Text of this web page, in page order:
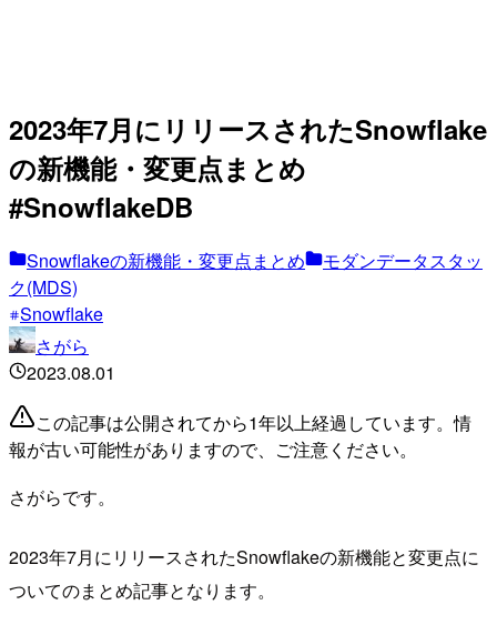
2023年7月にリリースされたSnowflake
の新機能・変更点まとめ
#SnowflakeDB
Snowflakeの新機能・変更点まとめ
モダンデータスタッ
ク(MDS)
Snowflake
さがら
2023.08.01
この記事は公開されてから1年以上経過しています。情
報が古い可能性がありますので、ご注意ください。
さがらです。
2023年7月にリリースされたSnowflakeの新機能と変更点に
ついてのまとめ記事となります。